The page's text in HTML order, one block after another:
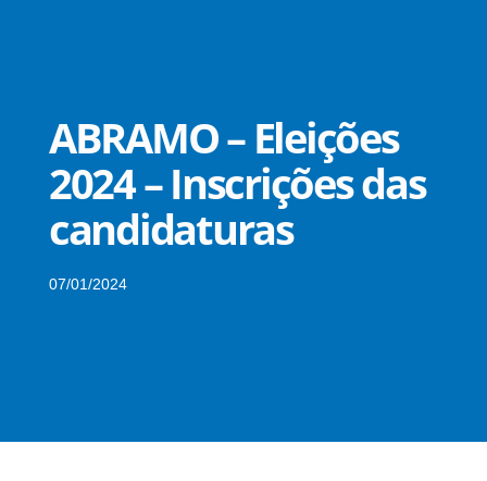
ABRAMO – Eleições
2024 – Inscrições das
candidaturas
07/01/2024